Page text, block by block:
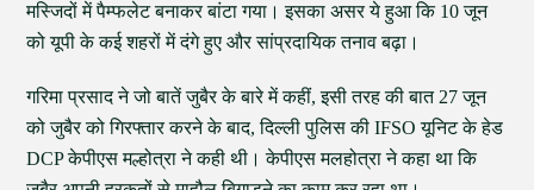
मस्जिदों में पैम्फलेट बनाकर बांटा गया। इसका असर ये हुआ कि 10 जून
को यूपी के कई शहरों में दंगे हुए और सांप्रदायिक तनाव बढ़ा।
गरिमा प्रसाद ने जो बातें जुबैर के बारे में कहीं, इसी तरह की बात 27 जून
को जुबैर को गिरफ्तार करने के बाद, दिल्ली पुलिस की IFSO यूनिट के हेड
DCP केपीएस मल्होत्रा ने कही थी। केपीएस मलहोत्रा ने कहा था कि